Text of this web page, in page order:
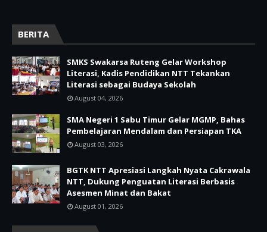
BERITA
SMKS Swakarsa Ruteng Gelar Workshop
Literasi, Kadis Pendidikan NTT Tekankan
Literasi sebagai Budaya Sekolah
August 04, 2026
SMA Negeri 1 Sabu Timur Gelar MGMP, Bahas
Pembelajaran Mendalam dan Persiapan TKA
August 03, 2026
BGTK NTT Apresiasi Langkah Nyata Cakrawala
NTT, Dukung Penguatan Literasi Berbasis
Asesmen Minat dan Bakat
August 01, 2026